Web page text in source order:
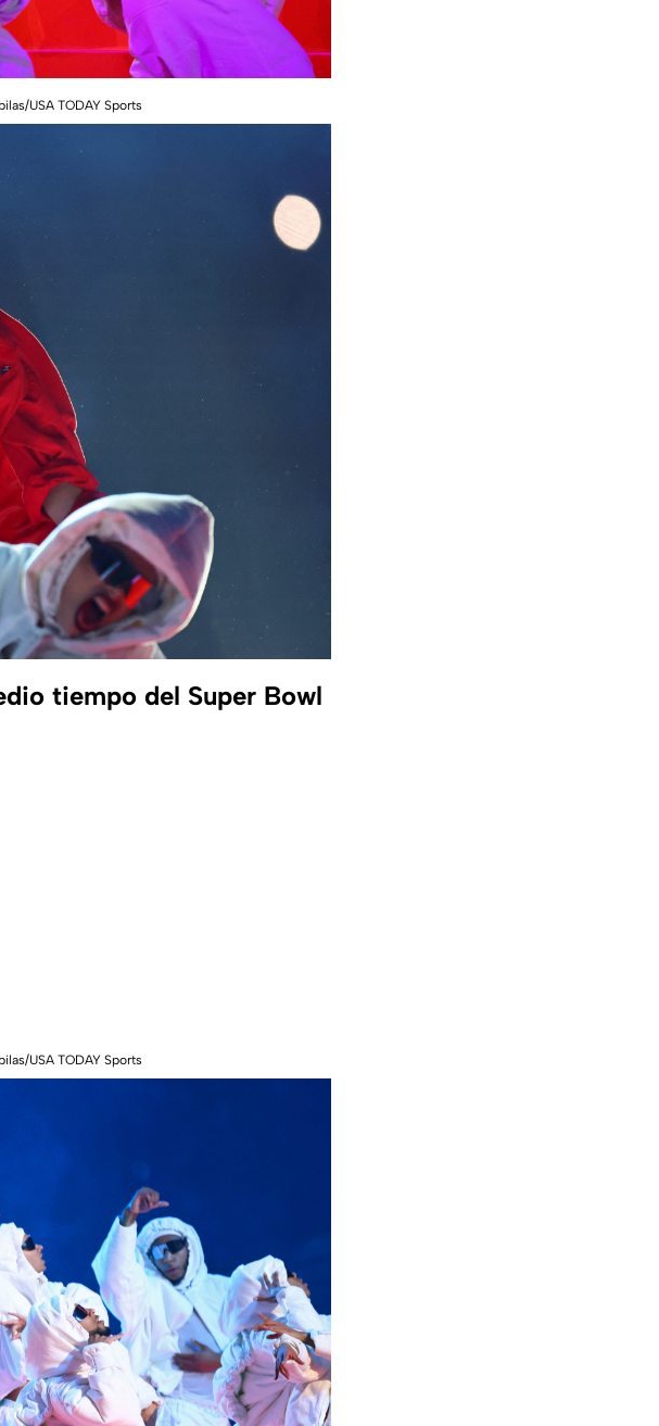
USA TODAY Sports
tiempo del Super Bowl
USA TODAY Sports